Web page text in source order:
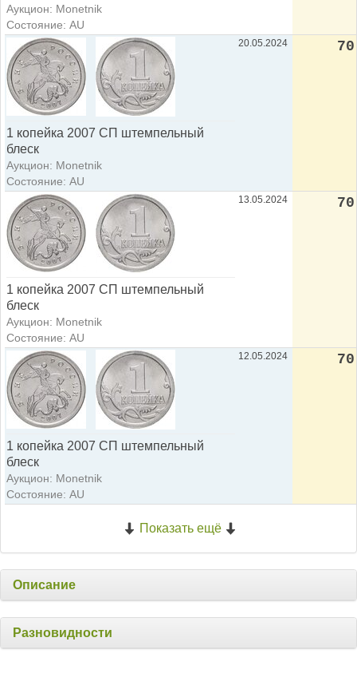
Аукцион: Monetnik
Состояние: AU
1 копейка 2007 СП штемпельный
блеск
Аукцион: Monetnik
Состояние: AU
20.05.2024 70
1 копейка 2007 СП штемпельный
блеск
Аукцион: Monetnik
Состояние: AU
13.05.2024 70
1 копейка 2007 СП штемпельный
блеск
Аукцион: Monetnik
Состояние: AU
12.05.2024 70
Показать ещё
Описание
Разновидности